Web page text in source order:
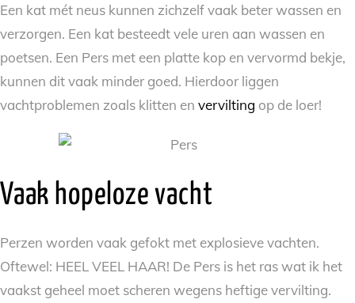
Een kat mét neus kunnen zichzelf vaak beter wassen en
verzorgen. Een kat besteedt vele uren aan wassen en
poetsen. Een Pers met een platte kop en vervormd bekje,
kunnen dit vaak minder goed. Hierdoor liggen
vachtproblemen zoals klitten en vervilting op de loer!
Vaak hopeloze vacht
Perzen worden vaak gefokt met explosieve vachten.
Oftewel: HEEL VEEL HAAR! De Pers is het ras wat ik het
vaakst geheel moet scheren wegens heftige vervilting.